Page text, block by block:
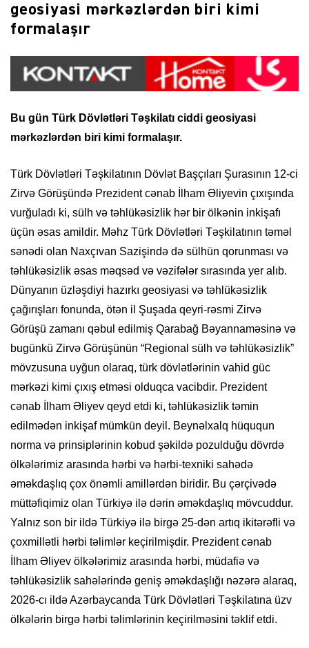
geosiyasi mərkəzlərdən biri kimi
formalaşır
Bu gün Türk Dövlətləri Təşkilatı ciddi geosiyasi
mərkəzlərdən biri kimi formalaşır.
Türk Dövlətləri Təşkilatının Dövlət Başçıları Şurasının 12-ci
Zirvə Görüşündə Prezident cənab İlham Əliyevin çıxışında
vurğuladı ki, sülh və təhlükəsizlik hər bir ölkənin inkişafı
üçün əsas amildir. Məhz Türk Dövlətləri Təşkilatının təməl
sənədi olan Naxçıvan Sazişində də sülhün qorunması və
təhlükəsizlik əsas məqsəd və vəzifələr sırasında yer alıb.
Dünyanın üzləşdiyi hazırkı geosiyasi və təhlükəsizlik
çağırışları fonunda, ötən il Şuşada qeyri-rəsmi Zirvə
Görüşü zamanı qəbul edilmiş Qarabağ Bəyannaməsinə və
bugünkü Zirvə Görüşünün “Regional sülh və təhlükəsizlik”
mövzusuna uyğun olaraq, türk dövlətlərinin vahid güc
mərkəzi kimi çıxış etməsi olduqca vacibdir. Prezident
cənab İlham Əliyev qeyd etdi ki, təhlükəsizlik təmin
edilmədən inkişaf mümkün deyil. Beynəlxalq hüququn
norma və prinsiplərinin kobud şəkildə pozulduğu dövrdə
ölkələrimiz arasında hərbi və hərbi-texniki sahədə
əməkdaşlıq çox önəmli amillərdən biridir. Bu çərçivədə
müttəfiqimiz olan Türkiyə ilə dərin əməkdaşlıq mövcuddur.
Yalnız son bir ildə Türkiyə ilə birgə 25-dən artıq ikitərəfli və
çoxmillətli hərbi təlimlər keçirilmişdir. Prezident cənab
İlham Əliyev ölkələrimiz arasında hərbi, müdafiə və
təhlükəsizlik sahələrində geniş əməkdaşlığı nəzərə alaraq,
2026-cı ildə Azərbaycanda Türk Dövlətləri Təşkilatına üzv
ölkələrin birgə hərbi təlimlərinin keçirilməsini təklif etdi.